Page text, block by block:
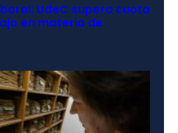
UdeC supera cuota
en materia de